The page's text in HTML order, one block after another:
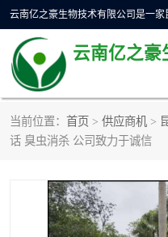
云南亿之豪
当前位置： 首页 > 供应商机 >
话 臭虫消杀 公司致力于诚信